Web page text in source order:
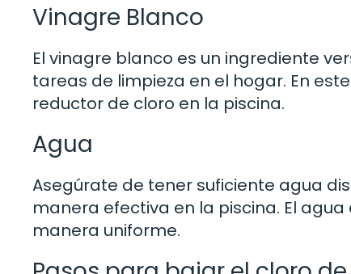
Vinagre Blanco
El vinagre blanco es un ingrediente
tareas de limpieza en el hogar. En
reductor de cloro en la piscina.
Agua
Asegúrate de tener suficiente agua
manera efectiva en la piscina. El
manera uniforme.